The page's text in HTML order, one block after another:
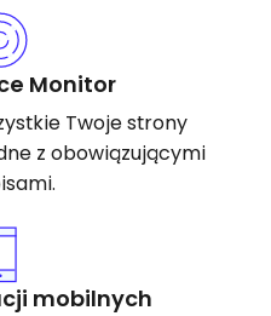
Monitor
Twoje strony
z obowiązującymi
mobilnych